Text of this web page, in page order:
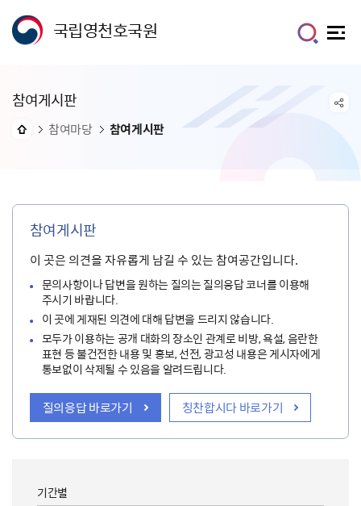
국립영천호국원
참여게시판
참여마당 참여게시판
참여게시판
이 곳은 의견을 자유롭게 남길 수 있는 참여공간입니다.
문의사항이나 답변을 원하는 질의는 질의응답 코너를 이용해
주시기 바랍니다.
이 곳에 게재된 의견에 대해 답변을 드리지 않습니다.
모두가 이용하는 공개 대화의 장소인 관계로 비방, 욕설, 음란한
표현 등 불건전한 내용 및 홍보, 선전, 광고성 내용은 게시자에게
통보없이 삭제될 수 있음을 알려드립니다.
질의응답 바로가기 칭찬합시다 바로가기
기간별